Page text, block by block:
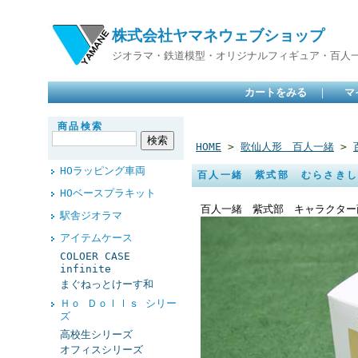
株式会社ヤマネウェブショップ
ジオラマ・鉄道模型・オリジナルフィギュア・百人
カートをみる ｜ マ
商品検索
HOラッピング車両
HOベースプラキット
駅舎ジオラマ
アイテムケース
COLOER CASE
infinite
まぐねっとけーす和
Ｈｏ Ｄｏｌｌｓ シリー
ズ
高校生シリーズ
オフィスシリーズ
HOME > 歌仙人形 百人一緒 >
百人一緒 紫式部 むらさき
百人一緒 紫式部 キャラクター